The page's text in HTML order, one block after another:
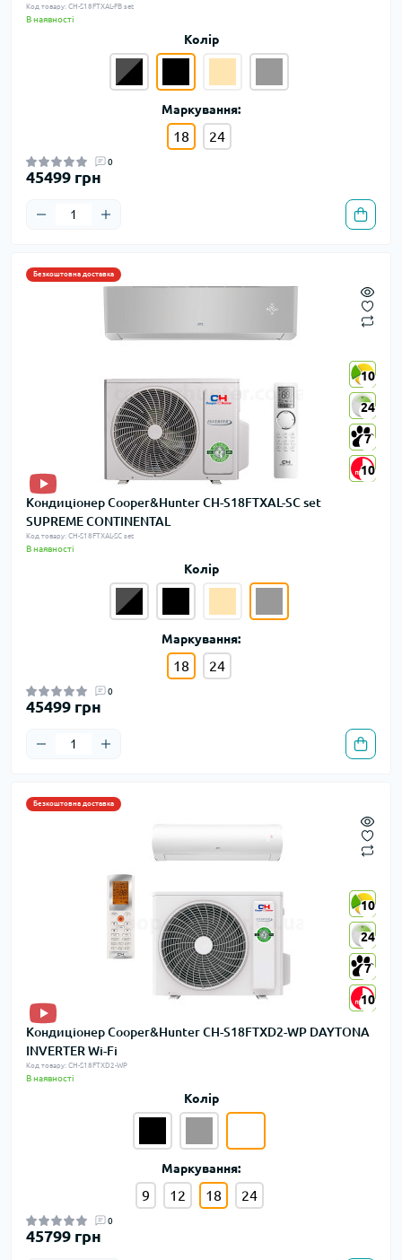
Код товару: CH-S18FTXAL-FB set
В наявності
Колір
Маркування:
18 24
0
45499 грн
Безкоштовна доставка
10
24
7
10
10
24
7
10
Кондиціонер Cooper&Hunter CH-S18FTXAL-SC set
SUPREME CONTINENTAL
Код товару: CH-S18FTXAL-SC set
В наявності
Колір
Маркування:
18 24
0
45499 грн
Безкоштовна доставка
10
24
7
10
10
24
7
10
Кондиціонер Cooper&Hunter CH-S18FTXD2-WP DAYTONA
INVERTER Wi-Fi
Код товару: CH-S18FTXD2-WP
В наявності
Колір
Маркування:
9 12 18 24
0
45799 грн